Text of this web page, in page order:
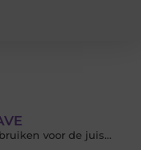
Slaapmaskers gebruiken voor de juiste nachtrust